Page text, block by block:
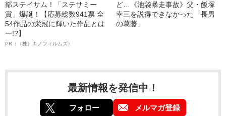
部ステイサム！「ステサミー
賞」爆誕！【応募総数941票 全
54作品の栄冠に輝いた作品とは
ー!?】
PR（（株）キノフィルムズ）
ど…《池袋暴走事故》父・飯塚
幸三を説得できなかった「長男
の葛藤」
最新情報を発信中！
フォロー メルマガ登録